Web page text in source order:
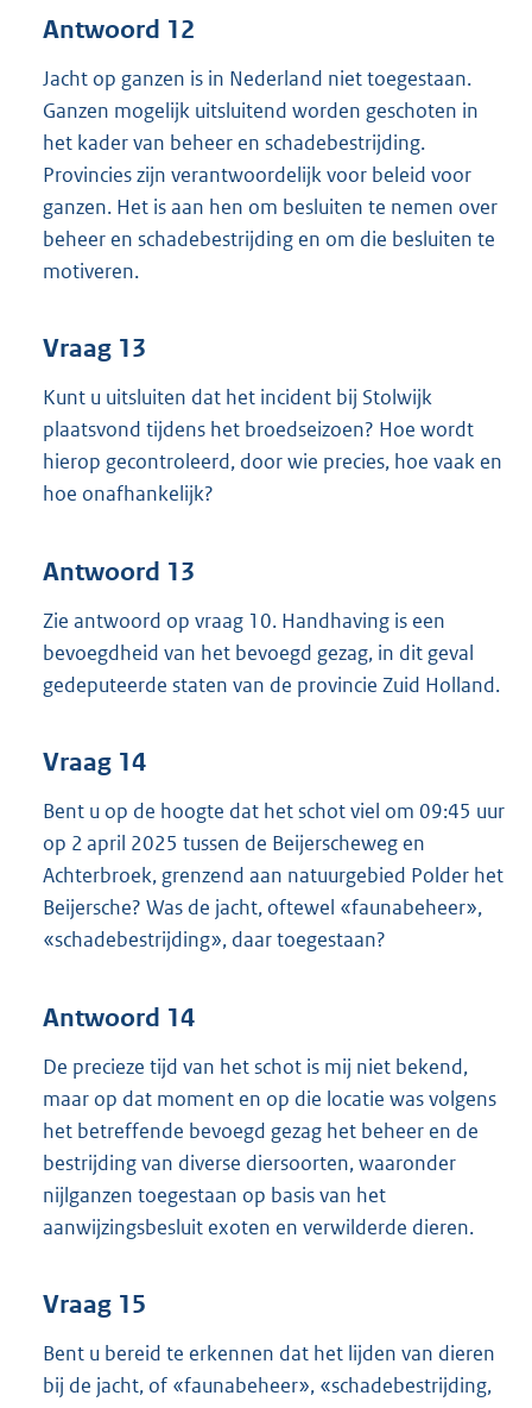
Antwoord 12
Jacht op ganzen is in Nederland niet toegestaan.
Ganzen mogelijk uitsluitend worden geschoten in
het kader van beheer en schadebestrijding.
Provincies zijn verantwoordelijk voor beleid voor
ganzen. Het is aan hen om besluiten te nemen over
beheer en schadebestrijding en om die besluiten te
motiveren.
Vraag 13
Kunt u uitsluiten dat het incident bij Stolwijk
plaatsvond tijdens het broedseizoen? Hoe wordt
hierop gecontroleerd, door wie precies, hoe vaak en
hoe onafhankelijk?
Antwoord 13
Zie antwoord op vraag 10. Handhaving is een
bevoegdheid van het bevoegd gezag, in dit geval
gedeputeerde staten van de provincie Zuid Holland.
Vraag 14
Bent u op de hoogte dat het schot viel om 09:45 uur
op 2 april 2025 tussen de Beijerscheweg en
Achterbroek, grenzend aan natuurgebied Polder het
Beijersche? Was de jacht, oftewel «faunabeheer»,
«schadebestrijding», daar toegestaan?
Antwoord 14
De precieze tijd van het schot is mij niet bekend,
maar op dat moment en op die locatie was volgens
het betreffende bevoegd gezag het beheer en de
bestrijding van diverse diersoorten, waaronder
nijlganzen toegestaan op basis van het
aanwijzingsbesluit exoten en verwilderde dieren.
Vraag 15
Bent u bereid te erkennen dat het lijden van dieren
bij de jacht, of «faunabeheer», «schadebestrijding,